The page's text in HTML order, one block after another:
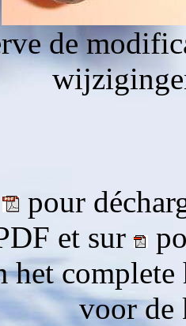
de
pour
et sur
het complete
voor de